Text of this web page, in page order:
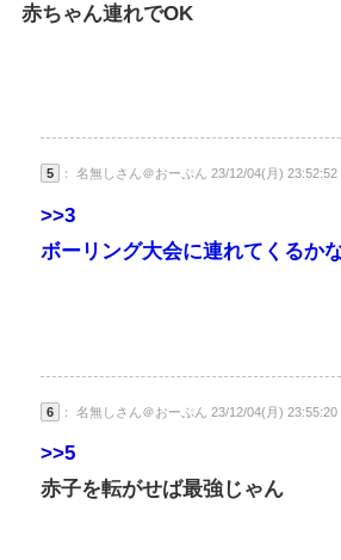
赤ちゃん連れでOK
5 ： 名無しさん＠おーぷん 23/12/04(月) 23:52:52
>>3
ボーリング大会に連れてくるか
6 ： 名無しさん＠おーぷん 23/12/04(月) 23:55:20
>>5
赤子を転がせば最強じゃん